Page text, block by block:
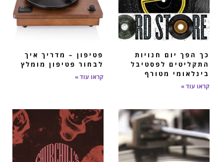
כך הפך יום חנויות
התקליטים לפסטיבל
בינלאומי מטורף
קראו עוד »
פטיפון – מדריך איך
לבחור פטיפון מומלץ
קראו עוד »